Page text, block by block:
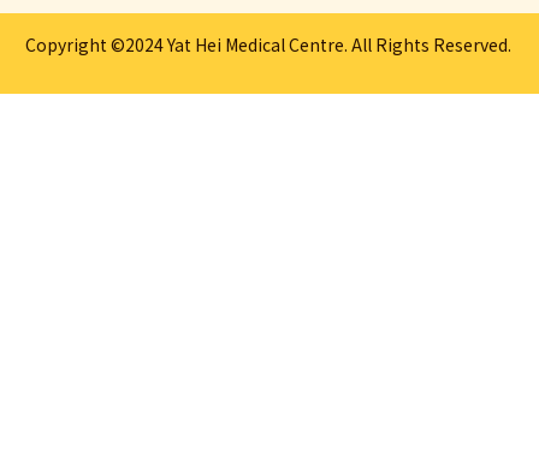
Copyright ©2024 Yat Hei Medical Centre. All Rights Reserved.